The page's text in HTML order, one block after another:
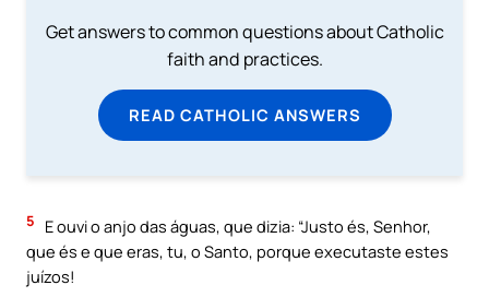
Get answers to common questions about Catholic
faith and practices.
READ CATHOLIC ANSWERS
5
E ouvi o anjo das águas, que dizia: “Justo és, Senhor,
que és e que eras, tu, o Santo, porque executaste estes
juízos!